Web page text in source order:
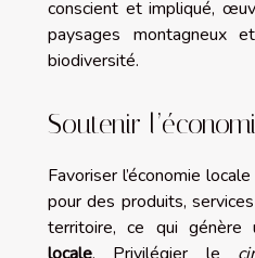
conscient et impliqué,
paysages montagneux
biodiversité.
Soutenir
Favoriser l’économie
pour des produits,
territoire, ce qui génère